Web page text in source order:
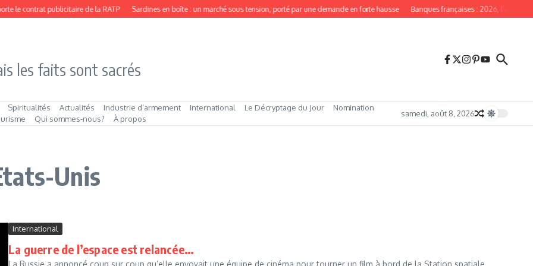
le contrat publicitaire de la RATP Sardines en boîte : un marché sous tension, porté par une demande en forte hausse Banques françaises : 2026, l’année
les faits sont sacrés
Spiritualités Actualités Industrie d’armement International Le Décryptage du Jour
Nomination
Qui sommes‑nous? À propos
samedi, août 8, 2026
Unis
International
La guerre de l’espace est relancée…
La Russie a annoncé coup sur coup qu’elle envoyait une équipe de cinéma pour tourner un film à bord de la Station spatiale